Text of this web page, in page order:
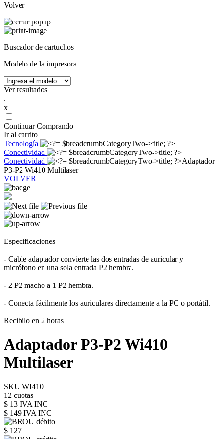
Volver
Buscador de cartuchos
Modelo de la impresora
Ver resultados
.
x
Continuar Comprando
Ir al carrito
Tecnología
Conectividad
Conectividad
Adaptador
P3-P2 Wi410 Multilaser
VOLVER
Especificaciones
- Cable adaptador convierte las dos entradas de auricular y
micrófono en una sola entrada P2 hembra.
- 2 P2 macho a 1 P2 hembra.
- Conecta fácilmente los auriculares directamente a la PC o portátil.
Recibilo en 2 horas
Adaptador P3-P2 Wi410
Multilaser
SKU WI410
12 cuotas
$ 13 IVA INC
$ 149 IVA INC
$ 127